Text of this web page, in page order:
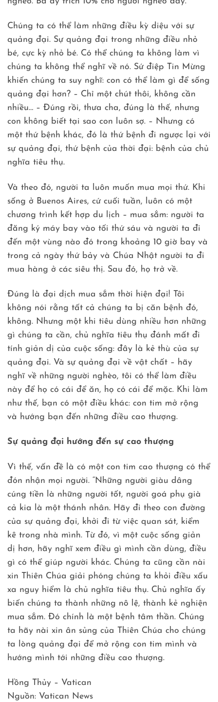
Chúng ta có thể làm những điều kỳ diệu với sự
quảng đại. Sự quảng đại trong những điều nhỏ
bé, cực kỳ nhỏ bé. Có thể chúng ta không làm vì
chúng ta không thể nghĩ về nó. Sứ điệp Tin Mừng
khiến chúng ta suy nghĩ: con có thể làm gì để sống
quảng đại hơn? – Chỉ một chút thôi, không cần
nhiều… – Đúng rồi, thưa cha, đúng là thế, nhưng
con không biết tại sao con luôn sợ. – Nhưng có
một thứ bệnh khác, đó là thứ bệnh đi ngược lại với
sự quảng đại, thứ bệnh của thời đại: bệnh của chủ
nghĩa tiêu thụ.
Và theo đó, người ta luôn muốn mua mọi thứ. Khi
sống ở Buenos Aires, cứ cuối tuần, luôn có một
chương trình kết hợp du lịch – mua sắm: người ta
đăng ký máy bay vào tối thứ sáu và người ta đi
đến một vùng nào đó trong khoảng 10 giờ bay và
trong cả ngày thứ bảy và Chúa Nhật người ta đi
mua hàng ở các siêu thị. Sau đó, họ trở về.
Đúng là đại dịch mua sắm thời hiện đại! Tôi
không nói rằng tất cả chúng ta bị căn bệnh đó,
không. Nhưng một khi tiêu dùng nhiều hơn những
gì chúng ta cần, chủ nghĩa tiêu thụ đánh mất đi
tính giản dị của cuộc sống: đây là kẻ thù của sự
quảng đại. Và sự quảng đại về vật chất – hãy
nghĩ về những người nghèo, tôi có thể làm điều
này để họ có cái để ăn, họ có cái để mặc. Khi làm
như thế, bạn có một điều khác: con tim mở rộng
và hướng bạn đến những điều cao thượng.
Sự quảng đại hướng đến sự cao thượng
Vì thế, vấn đề là có một con tim cao thượng có thể
đón nhận mọi người. “Những người giàu dâng
cúng tiền là những người tốt, người goá phụ già
cả kia là một thánh nhân. Hãy đi theo con đường
của sự quảng đại, khởi đi từ việc quan sát, kiểm
kê trong nhà mình. Từ đó, vì một cuộc sống giản
dị hơn, hãy nghĩ xem điều gì mình cần dùng, điều
gì có thể giúp người khác. Chúng ta cũng cần nài
xin Thiên Chúa giải phóng chúng ta khỏi điều xấu
xa nguy hiểm là chủ nghĩa tiêu thụ. Chủ nghĩa ấy
biến chúng ta thành những nô lệ, thành kẻ nghiện
mua sắm. Đó chính là một bệnh tâm thần. Chúng
ta hãy nài xin ân sủng của Thiên Chúa cho chúng
ta lòng quảng đại để mở rộng con tim mình và
hướng mình tới những điều cao thượng.
Hồng Thủy – Vatican
Nguồn: Vatican News